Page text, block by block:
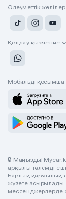
Әлеуметтік желілер
Қолдау қызметіне
Мобильді қосымша
🔒 Маңызды!
арқылы төлемді
Барлық қаржылық
жүзеге асырылады.
мессенджерлерде